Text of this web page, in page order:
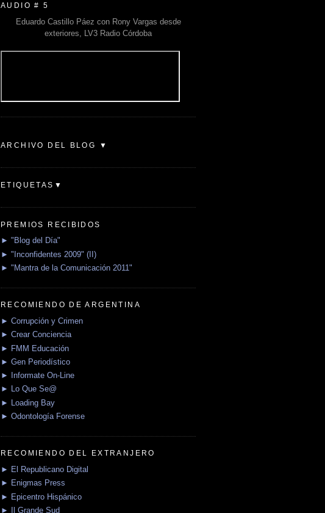
AUDIO # 5
Eduardo Castillo Páez con Rony Vargas desde
exteriores, LV3 Radio Córdoba
ARCHIVO DEL BLOG ▼
ETIQUETAS▼
PREMIOS RECIBIDOS
► "Blog del Día"
► "Inconfidentes 2009" (II)
► "Mantra de la Comunicación 2011"
RECOMIENDO DE ARGENTINA
► Corrupción y Crimen
► Crear Conciencia
► FMM Educación
► Gen Periodístico
► Informate On-Line
► Lo Que Se@
► Loading Bay
► Odontología Forense
RECOMIENDO DEL EXTRANJERO
► El Republicano Digital
► Enigmas Press
► Epicentro Hispánico
► Il Grande Sud